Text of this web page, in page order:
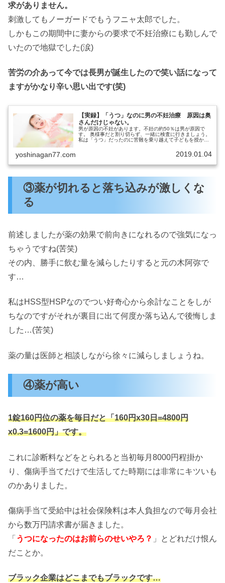
求がありません。
刺激してもノーガードでもうフニャ太郎でした。
しかもこの期間中に妻からの要求で不妊治療にも勤しんで
いたので地獄でした(涙)
苦労の介あって今では長男が誕生したので笑い話になって
ますがかなり辛い思い出です(笑)
【実録】「うつ」なのに男の不妊治療 原因は奥
さんだけじゃない。
男が原因の不妊があります。不妊の約50％は男が原因で
す。 奥様事だと割り切らず、一緒に検査に行きましょう。
私は「うつ」だったのに苦難を乗り越えて子どもを授かり
yoshinagan77.com 2019.01.04
③薬が切れると落ち込みが激しくな
る
前述しましたが薬の効果で前向きになれるので強気になっ
ちゃうですね(苦笑)
その内、勝手に飲む量を減らしたりすると元の木阿弥で
す…
私はHSS型HSPなのでつい好奇心から余計なことをしが
ちなのですがそれが裏目に出て何度か落ち込んで後悔しま
した…(苦笑)
薬の量は医師と相談しながら徐々に減らしましょうね。
④薬が高い
1錠160円位の薬を毎日だと「160円x30日=4800円
x0.3=1600円」です。
これに診断料などをとられると当初毎月8000円程掛か
り、傷病手当てだけで生活してた時期には非常にキツいも
のかありました。
傷病手当て受給中は社会保険料は本人負担なので毎月会社
から数万円請求書が届きました。
「 うつになったのはお前らのせいやろ？ 」とどれだけ恨ん
だことか。
ブラック企業はどこまでもブラックです…